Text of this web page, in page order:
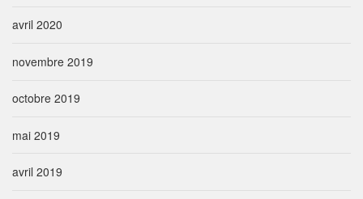
avril 2020
novembre 2019
octobre 2019
mai 2019
avril 2019